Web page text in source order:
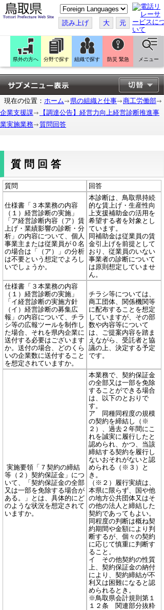
こ
の
ペ
ー
ジ
翻
訳
す
る
読み上げ 大 元
県外の方へ 分野で探す 組織で探す 防災 緊急 メニュー
現在の位置： ホーム 県の組織と仕事
商工労働部
企業支援課
【調達公告】経営力向上経営診断推進事
業実施業務
質問回答
質問回答
質問 回答
仕様書「３本業務の内容
（１）経営診断の実施」
「ア経営診断内容（ア）賃
上げ・業績影響の診断・分
析」の内容について、個人
事業主または従業員が０名
の場合は「（ア）」の分析
は不要という想定でよろし
いでしょうか。
本診断は、鳥取県持続
的な賃上げ・生産性向
上支援補助金の活用を
希望する者を対象とし
ています。
同補助金は従業員の賃
金引上げを前提として
おり、従業員のいない
事業者の診断について
は原則想定していませ
ん。
仕様書「３本業務の内容
（１）経営診断の実施」
「イ経営診断の実施方針
（イ）経営診断の募集広
報」の内容について、チラ
シ等の広報ツールを制作し
た場合、それを県内企業に
送付する必要はございます
か。送付の場合、どのくら
いの企業数に送付すること
を想定されていますか。
チラシ等については、
商工団体、関係機関等
に配布することを想定
していますが、その部
数や内容等について
は、ご提案内容を踏ま
えながら、受託者と協
議の上、決定する予定
です。
実施要領「７契約の締結
等（２）契約保証金」につ
いて、「契約保証金の全部
又は一部を免除する場合が
ある。」とは、具体的にど
のような状況を想定されて
いますか。
本業務で、契約保証金
の全部又は一部を免除
することができる場合
は、以下のとおりで
す。
ア 同種同程度の規模
の契約を締結し（※
２）、過去２年間にこ
れを誠実に履行したと
認められ、かつ、当該
締結する契約を履行し
ないおそれがないと認
められる（※３）と
き。
（※２）履行実績は、
本県に限らず、国や他
の地方公共団体又はそ
の他の法人と締結した
契約であってもよい。
同程度の判断は概ね契
約期間や金額により判
断するが、個々の契約
に応じて慎重に判断す
ること。
イ その他契約の性質
上、契約保証金の納付
により、契約締結が不
利又は困難になると認
められるとき。
※鳥取県会計規則第１
１２条 関連部分抜粋